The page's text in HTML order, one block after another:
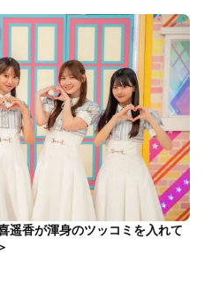
遥香が渾身のツッコミを入れて